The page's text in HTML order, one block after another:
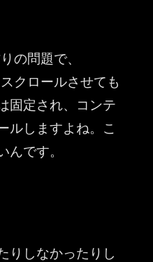
の問題で、
クロールさせても
固定され、コンテ
ルしますよね。こ
です。
りしなかったりし